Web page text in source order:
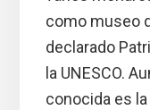
como museo
declarado
la UNESCO.
conocida es